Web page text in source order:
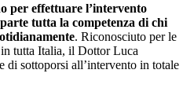
per effettuare l’intervento
tutta la competenza di chi
. Riconosciuto per le
tutta Italia, il Dottor Luca
di sottoporsi all’intervento in totale